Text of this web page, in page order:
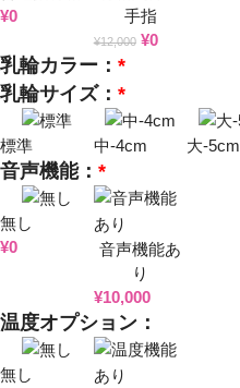
¥0
手指
¥12,000 ¥0
*
乳輪カラー：
*
乳輪サイズ：
標準 中-4cm 大-5cm
*
音声機能：
無し
¥0
音声機能あ
り
¥10,000
温度オプション：
無し